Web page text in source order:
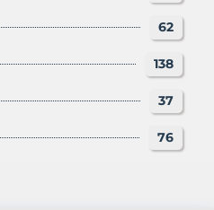
62
138
37
76